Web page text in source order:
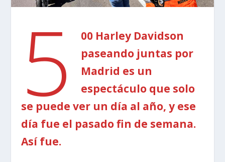
5
00 Harley Davidson
paseando juntas por
Madrid es un
espectáculo que solo
se puede ver un día al año, y ese
día fue el pasado fin de semana.
Así fue.